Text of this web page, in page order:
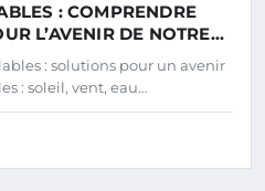
: COMPRENDRE
L’AVENIR DE NOTRE
: solutions pour un avenir
: soleil, vent, eau…